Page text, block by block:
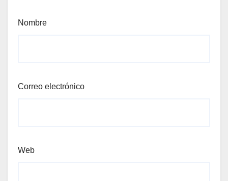
Nombre
Correo electrónico
Web